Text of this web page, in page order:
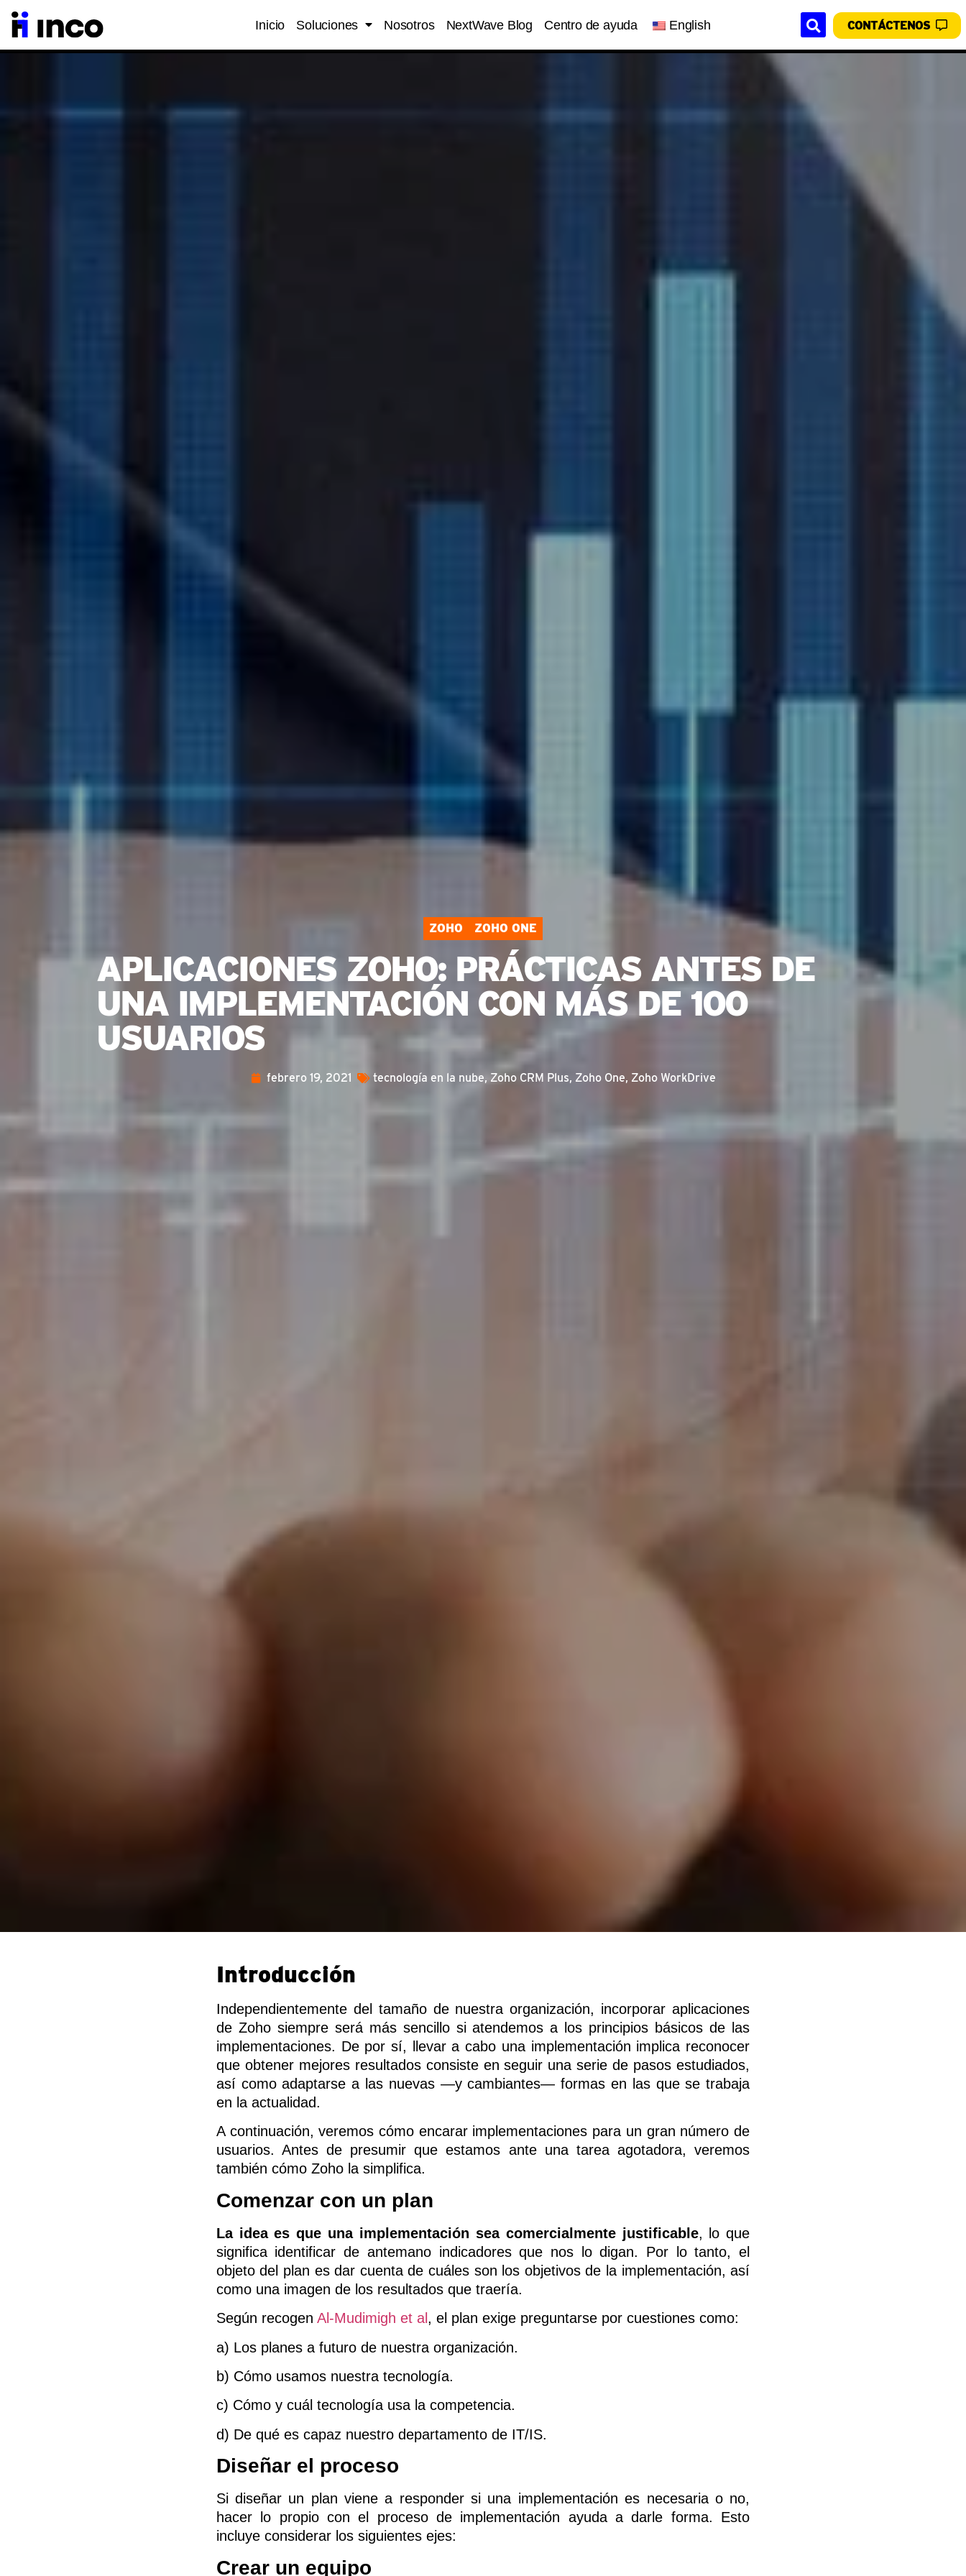
Inicio Soluciones Nosotros NextWave Blog Centro de ayuda English CONTÁCTENOS
ZOHO ZOHO ONE
APLICACIONES ZOHO: PRÁCTICAS ANTES DE
UNA IMPLEMENTACIÓN CON MÁS DE 100
USUARIOS
febrero 19, 2021 tecnología en la nube, Zoho CRM Plus, Zoho One, Zoho WorkDrive
Introducción
Independientemente del tamaño de nuestra organización, incorporar aplicaciones
de Zoho siempre será más sencillo si atendemos a los principios básicos de las
implementaciones. De por sí, llevar a cabo una implementación implica reconocer
que obtener mejores resultados consiste en seguir una serie de pasos estudiados,
así como adaptarse a las nuevas —y cambiantes— formas en las que se trabaja
en la actualidad.
A continuación, veremos cómo encarar implementaciones para un gran número de
usuarios. Antes de presumir que estamos ante una tarea agotadora, veremos
también cómo Zoho la simplifica.
Comenzar con un plan
La idea es que una implementación sea comercialmente justificable, lo que
significa identificar de antemano indicadores que nos lo digan. Por lo tanto, el
objeto del plan es dar cuenta de cuáles son los objetivos de la implementación, así
como una imagen de los resultados que traería.
Según recogen Al-Mudimigh et al , el plan exige preguntarse por cuestiones como:
a) Los planes a futuro de nuestra organización.
b) Cómo usamos nuestra tecnología.
c) Cómo y cuál tecnología usa la competencia.
d) De qué es capaz nuestro departamento de IT/IS.
Diseñar el proceso
Si diseñar un plan viene a responder si una implementación es necesaria o no,
hacer lo propio con el proceso de implementación ayuda a darle forma. Esto
incluye considerar los siguientes ejes:
Crear un equipo